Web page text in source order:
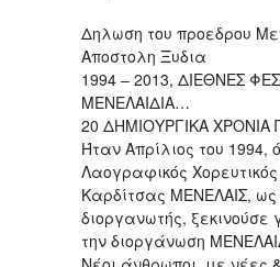
Δηλωση του προεδρου
Αποστολη Ξυδια
1994 – 2013, ΔΙΕΘΝΕΣ
ΜΕΝΕΛΑΙΔΙΑ…
20 ΔΗΜΙΟΥΡΓΙΚΑ ΧΡΟΝΙΑ
Ήταν Απρίλιος του 1994,
Λαογραφικός
Καρδίτσας ΜΕΝΕΛΑΙΣ, ως
διοργανωτής,
την διοργάνωση